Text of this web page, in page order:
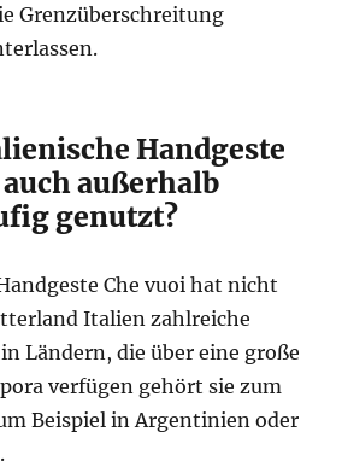
Grenzüberschreitung
Handgeste
auch außerhalb
genutzt?
Che vuoi hat nicht
Italien zahlreiche
Ländern, die über eine große
verfügen gehört sie zum
Beispiel in Argentinien oder